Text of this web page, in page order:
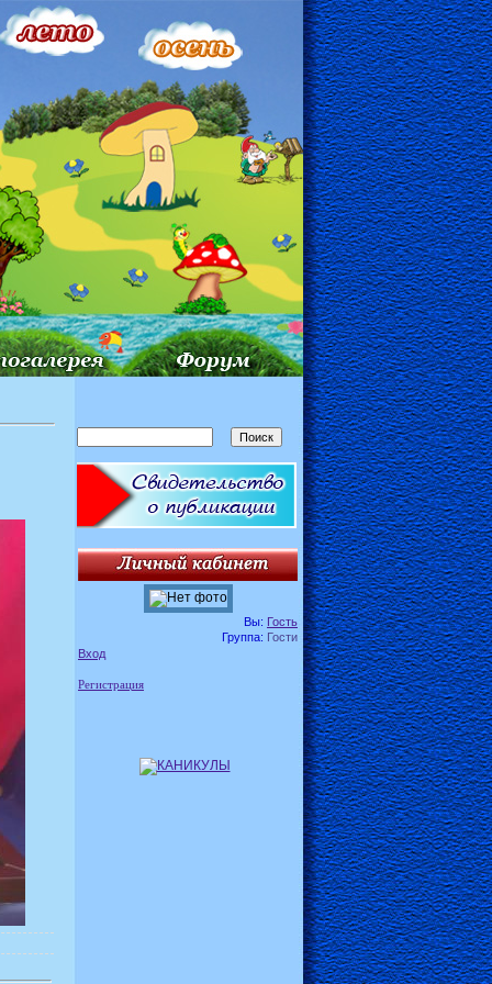
Вы: Гость
Группа: Гости
Вход
Регистрация